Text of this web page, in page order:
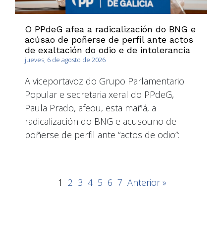
O PPdeG afea a radicalización do BNG e
acúsao de poñerse de perfil ante actos
de exaltación do odio e de intolerancia
jueves, 6 de agosto de 2026
A viceportavoz do Grupo Parlamentario
Popular e secretaria xeral do PPdeG,
Paula Prado, afeou, esta mañá, a
radicalización do BNG e acusouno de
poñerse de perfil ante “actos de odio”:
1 2 3 4 5 6 7 Anterior »